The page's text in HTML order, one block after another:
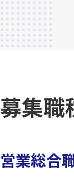
募集職
営業総合